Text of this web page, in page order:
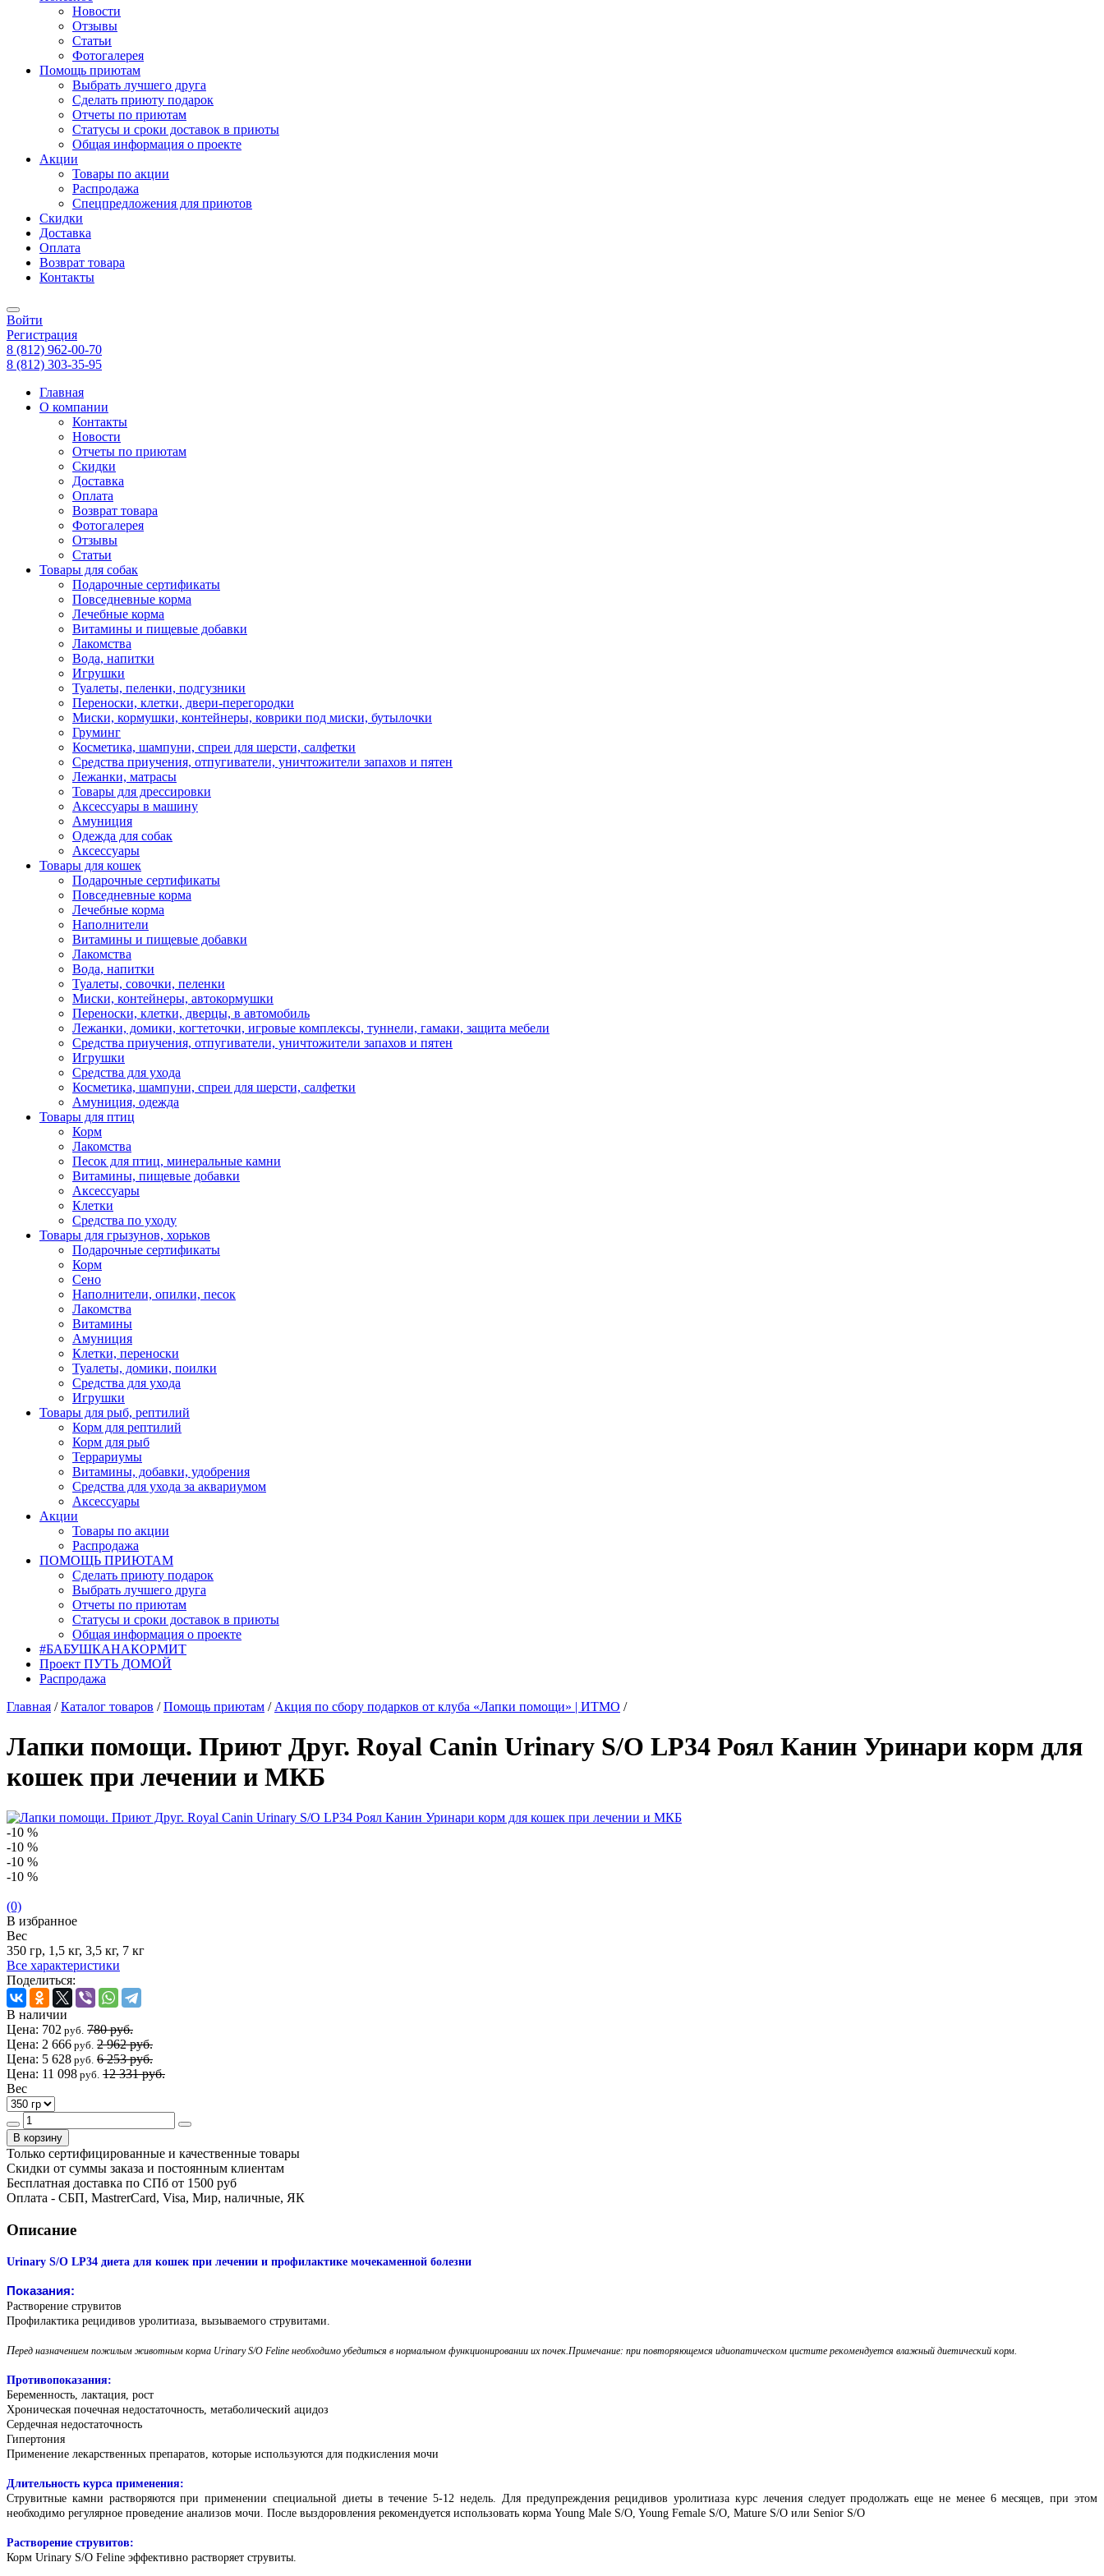
Новости
Отзывы
Статьи
Фотогалерея
Помощь приютам
Выбрать лучшего друга
Сделать приюту подарок
Отчеты по приютам
Статусы и сроки доставок в приюты
Общая информация о проекте
Акции
Товары по акции
Распродажа
Спецпредложения для приютов
Скидки
Доставка
Оплата
Возврат товара
Контакты
Войти
Регистрация
8 (812) 962-00-70
8 (812) 303-35-95
Главная
О компании
Контакты
Новости
Отчеты по приютам
Скидки
Доставка
Оплата
Возврат товара
Фотогалерея
Отзывы
Статьи
Товары для собак
Подарочные сертификаты
Повседневные корма
Лечебные корма
Витамины и пищевые добавки
Лакомства
Вода, напитки
Игрушки
Туалеты, пеленки, подгузники
Переноски, клетки, двери-перегородки
Миски, кормушки, контейнеры, коврики под миски, бутылочки
Груминг
Косметика, шампуни, спреи для шерсти, салфетки
Средства приучения, отпугиватели, уничтожители запахов и пятен
Лежанки, матрасы
Товары для дрессировки
Аксессуары в машину
Амуниция
Одежда для собак
Аксессуары
Товары для кошек
Подарочные сертификаты
Повседневные корма
Лечебные корма
Наполнители
Витамины и пищевые добавки
Лакомства
Вода, напитки
Туалеты, совочки, пеленки
Миски, контейнеры, автокормушки
Переноски, клетки, дверцы, в автомобиль
Лежанки, домики, когтеточки, игровые комплексы, туннели, гамаки, защита мебели
Средства приучения, отпугиватели, уничтожители запахов и пятен
Игрушки
Средства для ухода
Косметика, шампуни, спреи для шерсти, салфетки
Амуниция, одежда
Товары для птиц
Корм
Лакомства
Песок для птиц, минеральные камни
Витамины, пищевые добавки
Аксессуары
Клетки
Средства по уходу
Товары для грызунов, хорьков
Подарочные сертификаты
Корм
Сено
Наполнители, опилки, песок
Лакомства
Витамины
Амуниция
Клетки, переноски
Туалеты, домики, поилки
Средства для ухода
Игрушки
Товары для рыб, рептилий
Корм для рептилий
Корм для рыб
Террариумы
Витамины, добавки, удобрения
Средства для ухода за аквариумом
Аксессуары
Акции
Товары по акции
Распродажа
ПОМОЩЬ ПРИЮТАМ
Сделать приюту подарок
Выбрать лучшего друга
Отчеты по приютам
Статусы и сроки доставок в приюты
Общая информация о проекте
#БАБУШКАНАКОРМИТ
Проект ПУТЬ ДОМОЙ
Распродажа
Главная / Каталог товаров / Помощь приютам / Акция по сбору подарков от клуба «Лапки помощи» | ИТМО /
Лапки помощи. Приют Друг. Royal Canin Urinary S/O LP34 Роял Канин Уринари корм для
кошек при лечении и МКБ
-10 %
-10 %
-10 %
-10 %
(0)
В избранное
Вес
350 гр, 1,5 кг, 3,5 кг, 7 кг
Все характеристики
Поделиться:
В наличии
Цена: 702 руб. 780 руб.
Цена: 2 666 руб. 2 962 руб.
Цена: 5 628 руб. 6 253 руб.
Цена: 11 098 руб. 12 331 руб.
Вес
Только сертифицированные и качественные товары
Скидки от суммы заказа и постоянным клиентам
Бесплатная доставка по СПб от 1500 руб
Оплата - СБП, MastrerCard, Visa, Мир, наличные, ЯК
Описание
Urinary S/O LP34 диета для кошек при лечении и профилактике мочекаменной болезни
Показания:
Растворение струвитов
Профилактика рецидивов уролитиаза, вызываемого струвитами.
Перед назначением пожилым животным корма Urinary S/O Feline необходимо убедиться в нормальном функционировании их почек.Примечание: при повторяющемся идиопатическом цистите рекомендуется влажный диетический корм.
Противопоказания:
Беременность, лактация, рост
Хроническая почечная недостаточность, метаболический ацидоз
Сердечная недостаточность
Гипертония
Применение лекарственных препаратов, которые используются для подкисления мочи
Длительность курса применения:
Струвитные камни растворяются при применении специальной диеты в течение 5-12 недель. Для предупреждения рецидивов уролитиаза курс лечения следует продолжать еще не менее 6 месяцев, при этом
необходимо регулярное проведение анализов мочи. После выздоровления рекомендуется использовать корма Young Male S/O, Young Female S/O, Mature S/O или Senior S/O
Растворение струвитов:
Корм Urinary S/O Feline эффективно растворяет струвиты.